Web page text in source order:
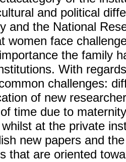
and political
and the National
women face
the family
With
challenges:
of new
time due to
at the private
new papers and
that are oriented